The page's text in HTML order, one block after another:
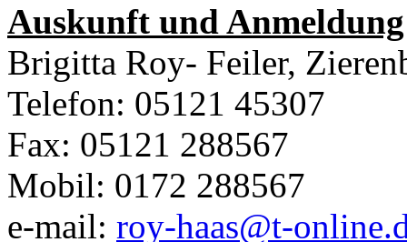
Auskunft und
Brigitta Roy- Feiler,
Telefon: 05121 45307
Fax: 05121 288567
Mobil: 0172 288567
e-mail: roy-haas@t-